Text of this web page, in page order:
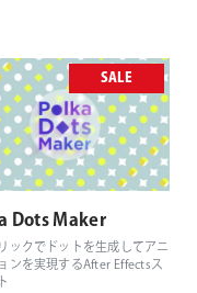
SALE
Dots Maker
ックでドットを生成してアニ
ンを実現するAfter Effectsス